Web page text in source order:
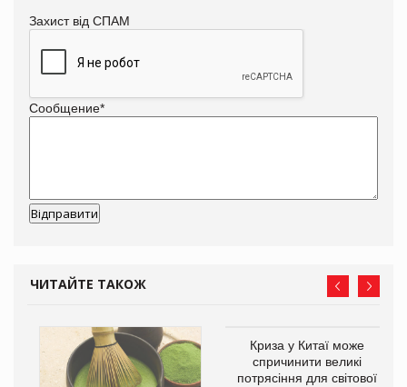
Захист від СПАМ
Сообщение*
ЧИТАЙТЕ ТАКОЖ
Криза у Китаї може
спричинити великі
потрясіння для світової